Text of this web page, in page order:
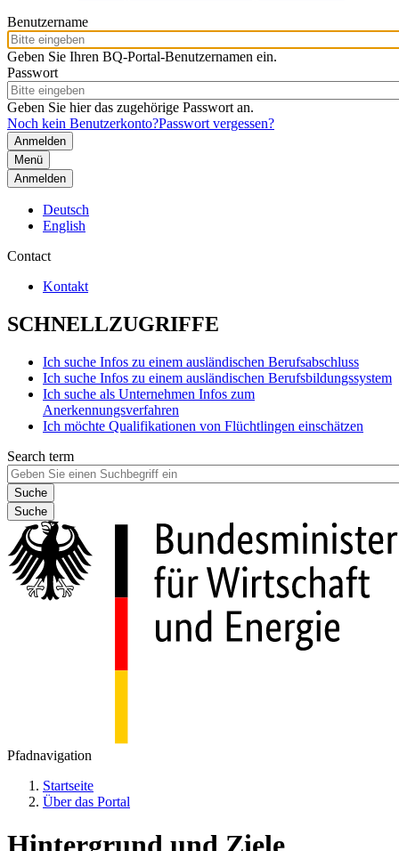
Benutzername
Geben Sie Ihren BQ-Portal-Benutzernamen ein.
Passwort
Geben Sie hier das zugehörige Passwort an.
Noch kein Benutzerkonto?Passwort vergessen?
Menü
Anmelden
Deutsch
English
Contact
Kontakt
SCHNELLZUGRIFFE
Ich suche Infos zu einem ausländischen Berufsabschluss
Ich suche Infos zu einem ausländischen Berufsbildungssystem
Ich suche als Unternehmen Infos zum
Anerkennungsverfahren
Ich möchte Qualifikationen von Flüchtlingen einschätzen
Search term
Suche
Pfadnavigation
Startseite
Über das Portal